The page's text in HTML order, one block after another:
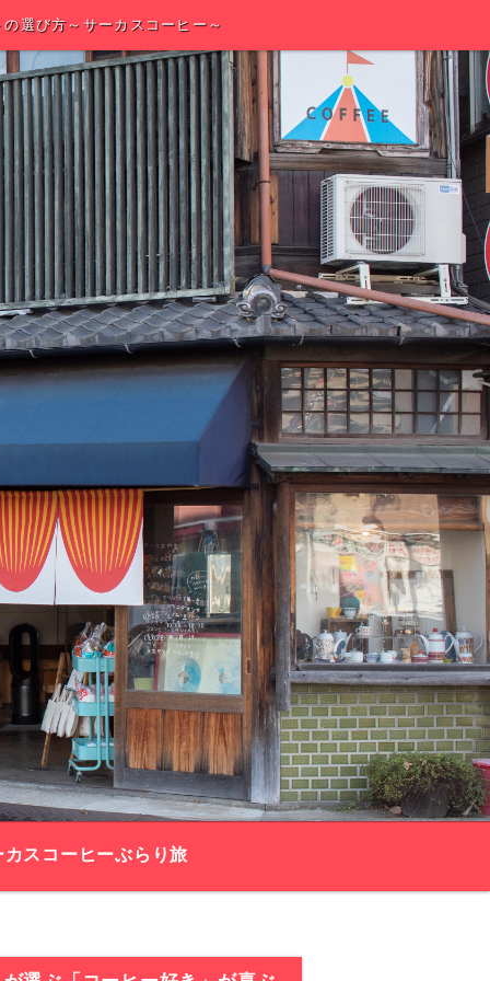
選び方～サーカスコーヒー～
カスコーヒーぶらり旅